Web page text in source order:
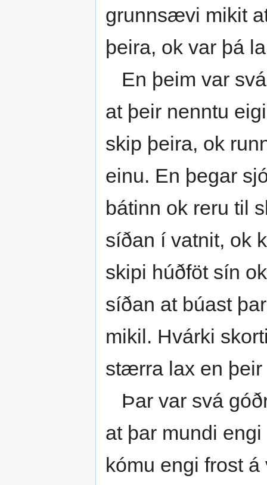
grunnsævi mikit
þeira, ok var þá
En þeim var
at þeir nenntu
skip þeira, ok
einu. En þegar
bátinn ok reru til
síðan í vatnit, ok
skipi húðföt sín
síðan at búast
mikil. Hvárki
stærra lax en þeir
Þar var svá
at þar mundi
kómu engi frost